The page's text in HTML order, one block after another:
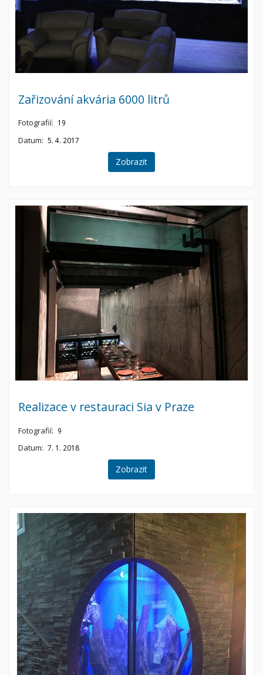
Zařizování akvária 6000 litrů
Fotografií: 19
Datum: 5. 4. 2017
Zobrazit
Realizace v restauraci Sia v Praze
Fotografií: 9
Datum: 7. 1. 2018
Zobrazit